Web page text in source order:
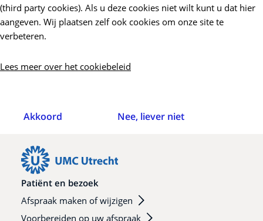
(third party cookies). Als u deze cookies niet wilt kunt u dat hier
aangeven. Wij plaatsen zelf ook cookies om onze site te
verbeteren.
Lees meer over het cookiebeleid
Akkoord Nee, liever niet
Patiënt en bezoek
Afspraak maken of wijzigen
Voorbereiden op uw afspraak